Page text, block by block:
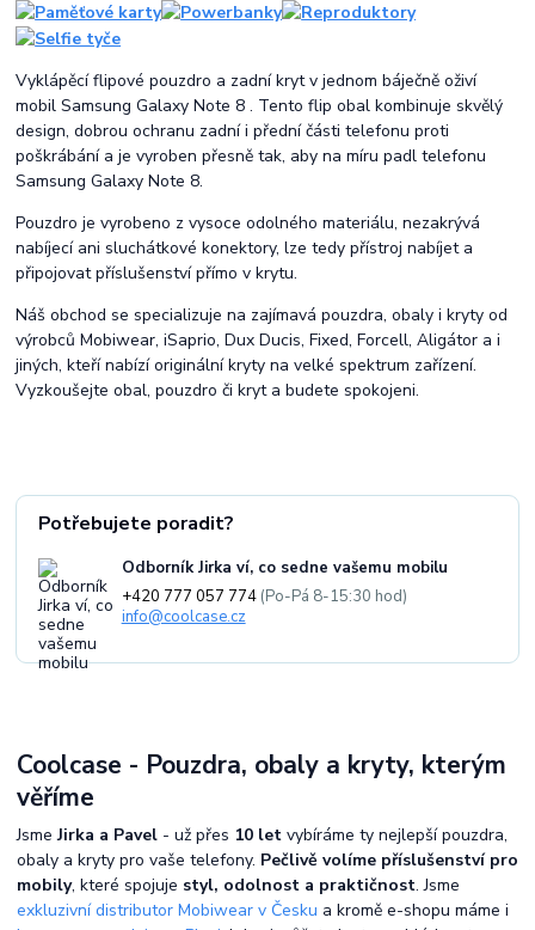
Potřebujete poradit?
Odborník Jirka ví, co sedne vašemu mobilu
+420 777 057 774 (Po-Pá 8-15:30 hod)
info@coolcase.cz
Vyklápěcí flipové pouzdro a zadní kryt v jednom báječně oživí
mobil Samsung Galaxy Note 8 . Tento flip obal kombinuje skvělý
design, dobrou ochranu zadní i přední části telefonu proti
poškrábání a je vyroben přesně tak, aby na míru padl telefonu
Samsung Galaxy Note 8.
Pouzdro je vyrobeno z vysoce odolného materiálu, nezakrývá
nabíjecí ani sluchátkové konektory, lze tedy přístroj nabíjet a
připojovat příslušenství přímo v krytu.
Náš obchod se specializuje na zajímavá pouzdra, obaly i kryty od
výrobců Mobiwear, iSaprio, Dux Ducis, Fixed, Forcell, Aligátor a i
jiných, kteří nabízí originální kryty na velké spektrum zařízení.
Vyzkoušejte obal, pouzdro či kryt a budete spokojeni.
Coolcase - Pouzdra, obaly a kryty, kterým
věříme
JsmeJirka a Pavel - už přes 10 let vybíráme ty nejlepší pouzdra,
obaly a kryty pro vaše telefony. Pečlivě volíme příslušenství pro
mobily, které spojuje styl, odolnost a praktičnost. Jsme
exkluzivní distributor Mobiwear v Česku a kromě e-shopu máme i